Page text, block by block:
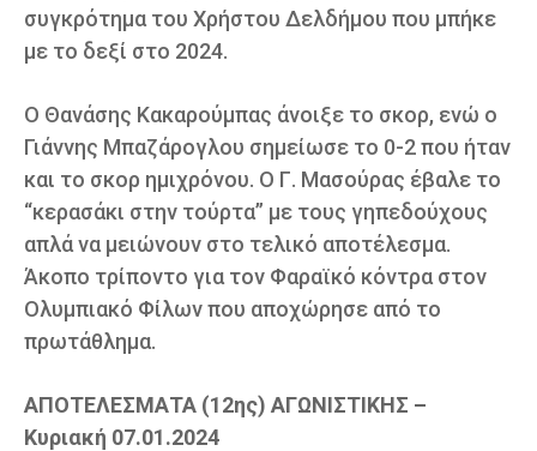
συγκρότημα του Χρήστου Δελδήμου που μπήκε
με το δεξί στο 2024.
Ο Θανάσης Κακαρούμπας άνοιξε το σκορ, ενώ ο
Γιάννης Μπαζάρογλου σημείωσε το 0-2 που ήταν
και το σκορ ημιχρόνου. Ο Γ. Μασούρας έβαλε το
“κερασάκι στην τούρτα” με τους γηπεδούχους
απλά να μειώνουν στο τελικό αποτέλεσμα.
Άκοπο τρίποντο για τον Φαραϊκό κόντρα στον
Ολυμπιακό Φίλων που αποχώρησε από το
πρωτάθλημα.
ΑΠΟΤΕΛΕΣΜΑΤΑ (12ης) ΑΓΩΝΙΣΤΙΚΗΣ –
Κυριακή 07.01.2024